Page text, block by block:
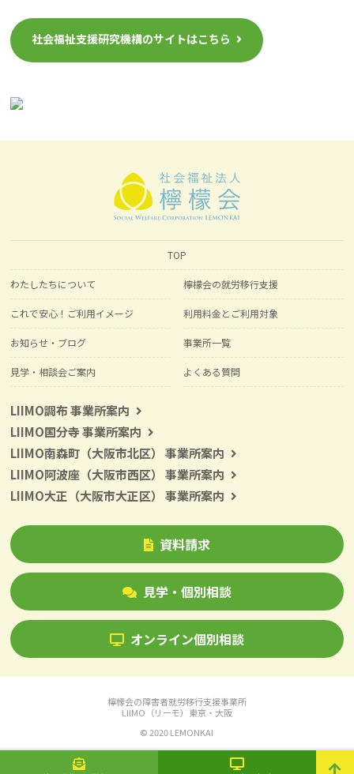
社会福祉支援研究機構のサイトはこちら
TOP
わたしたちについて 檸檬会の就労移行支援
これで安心！ご利用イメージ 利用料金とご利用対象
お知らせ・ブログ 事業所一覧
見学・相談会ご案内 よくある質問
LIIMO調布 事業所案内
LIIMO国分寺 事業所案内
LIIMO南森町（大阪市北区） 事業所案内
LIIMO阿波座（大阪市西区） 事業所案内
LIIMO大正（大阪市大正区） 事業所案内
資料請求
見学・個別相談
オンライン個別相談
檸檬会の障害者就労移行支援事業所
LIIMO（リーモ）東京・大阪
© 2020 LEMONKAI